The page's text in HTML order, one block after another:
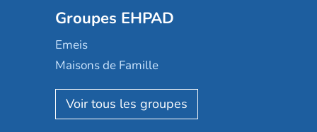
Mobicap
Domusvi
Happy Senior
Aquarelia
Nexity edenea
Groupes EHPAD
Emeis
Maisons de Famille
Korian
Emera